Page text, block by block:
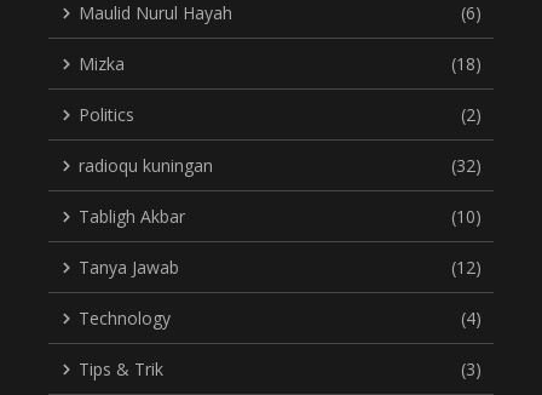
Maulid Nurul Hayah (6)
Mizka (18)
Politics (2)
radioqu kuningan (32)
Tabligh Akbar (10)
Tanya Jawab (12)
Technology (4)
Tips & Trik (3)